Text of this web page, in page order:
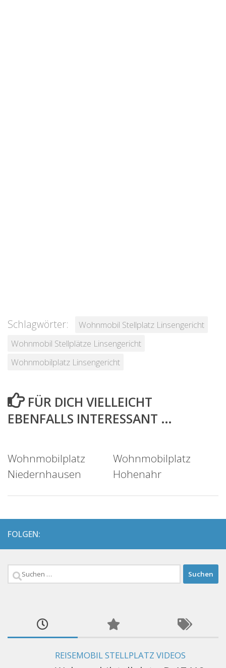
Schlagwörter:
Wohnmobil Stellplatz Linsengericht
Wohnmobil Stellplätze Linsengericht
Wohnmobilplatz Linsengericht
FÜR DICH VIELLEICHT
EBENFALLS INTERESSANT …
Wohnmobilplatz
Niedernhausen
Wohnmobilplatz
Hohenahr
FOLGEN:
Suchen
REISEMOBIL STELLPLATZ VIDEOS